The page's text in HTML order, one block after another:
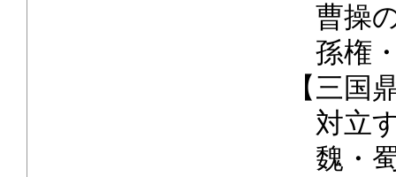
曹操
孫権
【三国
対立
魏・